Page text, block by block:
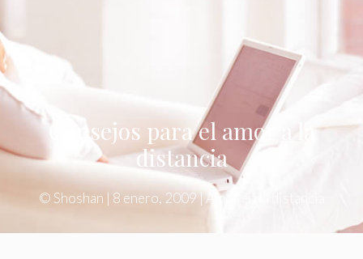
Consejos para el amor a la
distancia
© Shoshan | 8 enero, 2009|Amor en la distancia